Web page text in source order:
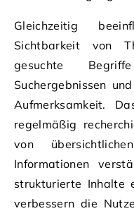
Gleichzeitig
Sichtbarkeit von
gesuchte
Suchergebnissen
Aufmerksamkeit.
regelmäßig
von
Informationen
strukturierte Inhalte
verbessern die